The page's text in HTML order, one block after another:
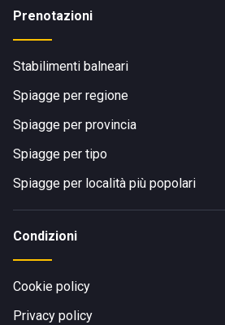
Prenotazioni
Stabilimenti balneari
Spiagge per regione
Spiagge per provincia
Spiagge per tipo
Spiagge per località più popolari
Condizioni
Cookie policy
Privacy policy